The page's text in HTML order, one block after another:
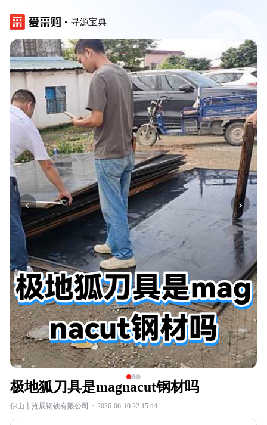
寻源宝典
‹ ›
极地狐刀具是magnacut钢材吗
佛山市沧展钢铁有限公司 · 2026-06-10 22:15:44